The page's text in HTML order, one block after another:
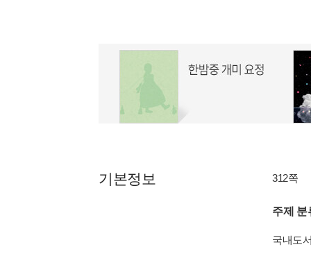
기본정보 312쪽
주제 분
국내도